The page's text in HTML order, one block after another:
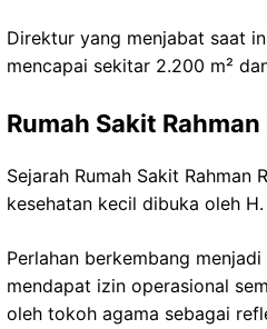
Direktur yang menjabat saat
mencapai sekitar 2.200 m²
Rumah Sakit Rahman
Sejarah Rumah Sakit
kesehatan kecil dibuka oleh
Perlahan berkembang
mendapat izin operasional
oleh tokoh agama sebagai